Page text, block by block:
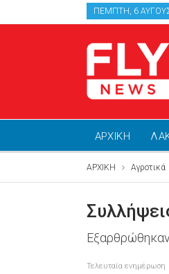
ΠΈΜΠΤΗ, 6
ΑΡΧΙΚΗ
ΑΡΧΙΚΗ Αγροτικά
Τελευταία ενημέρωση